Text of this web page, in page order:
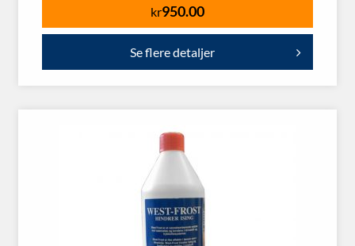
kr950.00
Se flere detaljer